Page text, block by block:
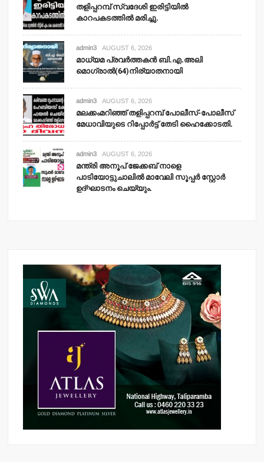
തളിപ്പറമ്പ് സ്വദേശി ഇരിട്ടിയില്‍
കാറപകടത്തില്‍ മരിച്ചു.
admin3 AUGUST 6, 2026
മാധ്യമ പ്രവര്‍ത്തകന്‍ ബി.എ.അലി
മൊഗ്രാല്‍(64)നിര്യാതനായി
admin3 AUGUST 6, 2026
മലക്കംമറിഞ്ഞ് തളിപ്പറമ്പ് പോലീസ്-പോലീസ്
മേധാവിയുടെ റിപ്പോര്‍ട്ട് തേടി ഹൈക്കോടതി.
admin3 AUGUST 6, 2026
മന്ത്രി അനൂപ് ജേക്കബ് നാളെ
പാടിയോട്ടുചാലില്‍ മാവേലി സൂപ്പര്‍ സ്റ്റോര്‍
ഉദ്ഘാടനം ചെയ്യും.